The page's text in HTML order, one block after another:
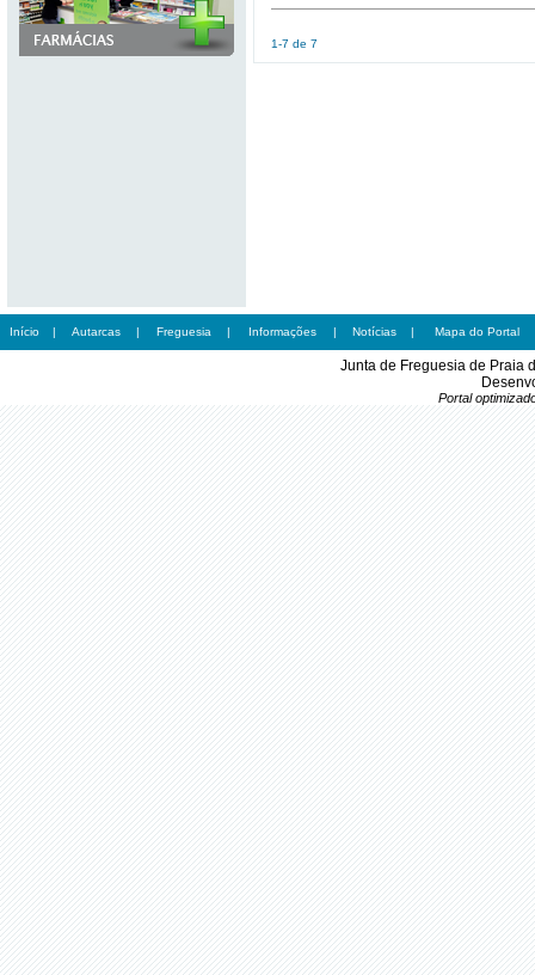
1-7 de 7
Início | Autarcas | Freguesia | Informações | Notícias | Mapa do Portal
Junta de Freguesia de Praia
Portal